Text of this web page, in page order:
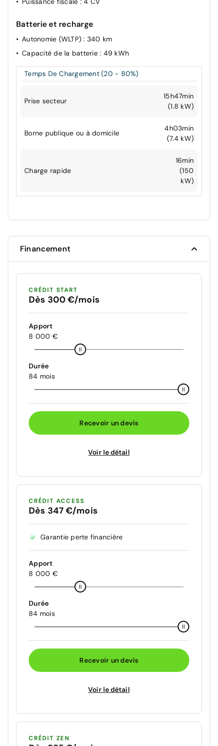
Batterie et recharge
Autonomie (WLTP): 340 km
Capacité de la batterie : 49 kWh
Temps De Chargement (20 - 80%)
Prise secteur
15h47min
(1.8 kW)
Borne publique ou à domicile
4h03min
(7.4 kW)
Charge rapide
16min
(150
kW)
Financement
CRÉDIT START
Dès 300 €/mois
Apport
8 000 €
Durée
84 mois
Recevoir un devis
Voir le détail
CRÉDIT ACCESS
Dès 347 €/mois
Garantie perte financière
Apport
8 000 €
Durée
84 mois
Recevoir un devis
Voir le détail
CRÉDIT ZEN